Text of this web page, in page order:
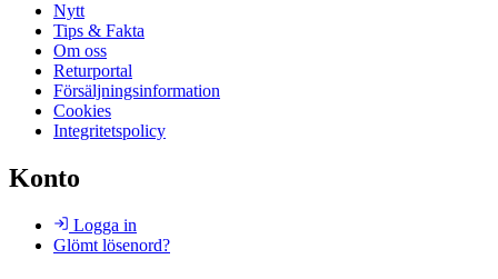
Nytt
Tips & Fakta
Om oss
Returportal
Försäljningsinformation
Cookies
Integritetspolicy
Konto
Logga in
Glömt lösenord?